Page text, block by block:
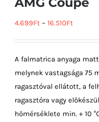
4.699Ft – 16.510Ft
A falmatrica anyaga
melynek vastagsága 75
ragasztóval ellátott, a
ragasztóra vagy
hőmérséklete min. + 10